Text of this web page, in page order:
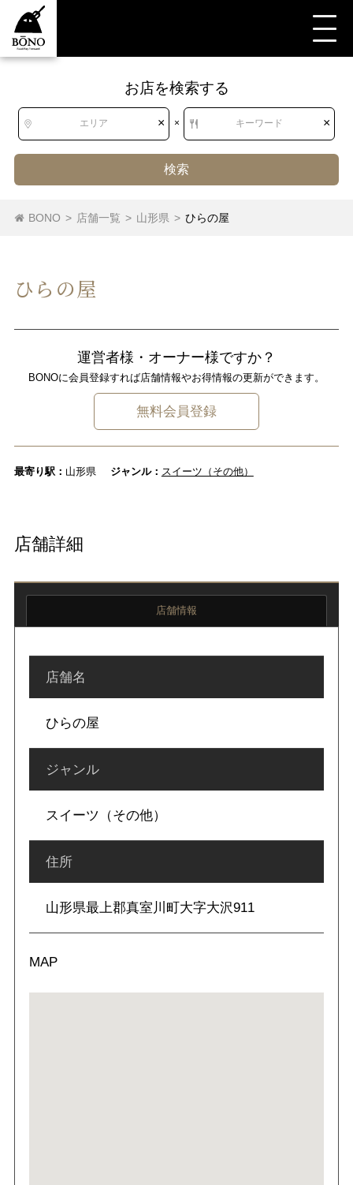
お店を検索する
エリア × × キーワード ×
検索
BONO > 店舗一覧 > 山形県 > ひらの屋
ひらの屋
運営者様・オーナー様ですか？
BONOに会員登録すれば店舗情報やお得情報の更新ができます。
無料会員登録
最寄り駅： 山形県 ジャンル： スイーツ（その他）
店舗詳細
店舗情報
店舗名
ひらの屋
ジャンル
スイーツ（その他）
住所
山形県最上郡真室川町大字大沢911
MAP